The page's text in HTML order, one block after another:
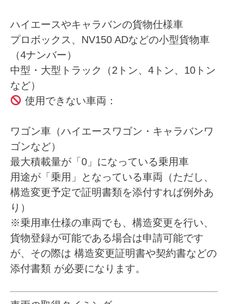
ハイエースやキャラバンの貨物仕様車
プロボックス、NV150 ADなどの小型貨物車
（4ナンバー）
中型・大型トラック（2トン、4トン、10トン
など）
使用できない車両：
ワゴン車（ハイエースワゴン・キャラバンワ
ゴンなど）
最大積載量が「0」になっている乗用車
用途が「乗用」となっている車両（ただし、
構造変更予定で証明書類を添付すれば例外あ
り）
※乗用車仕様の車両でも、構造変更を行い、
貨物登録が可能である場合は申請可能です
が、その際は 構造変更証明書や契約書などの
添付書類が必要になります。